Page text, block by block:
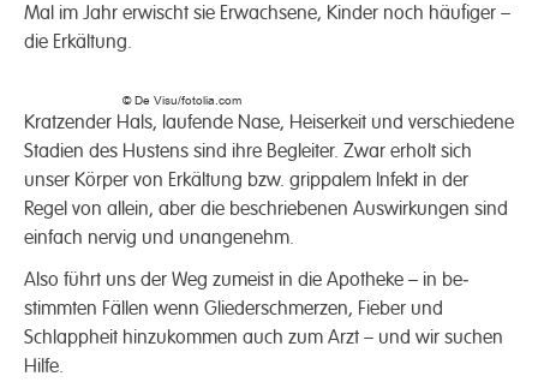
Mal im Jahr erwischt sie Erwachsene, Kinder noch häufiger –
die Erkältung.
© De Visu/fotolia.com
Kratzen­der Hals, laufende Nase, Heiser­keit und verschiedene
Stadien des Hustens sind ihre Begleiter. Zwar erholt sich
unser Körper von Erkält­ung bzw. grippalem Infekt in der
Regel von allein, aber die beschriebenen Auswirk­ungen sind
einfach nervig und unangenehm.
Also führt uns der Weg zumeist in die Apo­theke – in be­
stimmten Fällen wenn Glieder­schmerzen, Fieber und
Schlapp­heit hinzu­kommen auch zum Arzt – und wir suchen
Hilfe.